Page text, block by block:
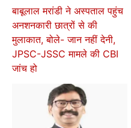
बाबूलाल मरांडी ने अस्पताल पहुंच
अनशनकारी छात्रों से की
मुलाकात, बोले- जान नहीं देनी,
JPSC-JSSC मामले की CBI
जांच हो